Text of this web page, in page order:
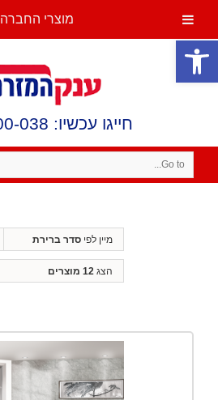
פתח סרגל נגישות
חייגו עכשיו: 1700-500-038
Go to...
מיין לפיסדר ברירת
מחדל
הצג12 מוצרים
מוצרי החברה